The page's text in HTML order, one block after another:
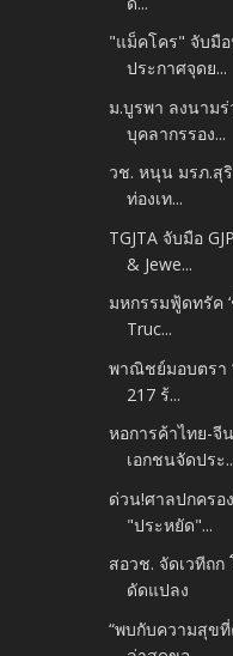
"แม็คโคร" จับมื
ประกาศจุดย...
ม.บูรพา ลงนาม
บุคลากรรอง...
วช. หนุน มรภ.สุ
ท่องเท...
TGJTA จับมือ
& Jewe...
มหกรรมฟู้ดทรัค
Truc...
พาณิชย์มอบตรา
217 ร้...
หอการค้าไทย-จี
เอกชนจัดประ
ด่วน!ศาลปกครอ
"ประหยัด"...
สอวช. จัดเวทีถ
ดัดแปลง
“พบกับความสุข